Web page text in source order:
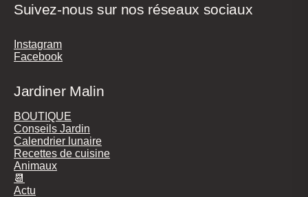
Suivez-nous sur nos réseaux sociaux
Instagram
Facebook
Jardiner Malin
BOUTIQUE
Conseils Jardin
Calendrier lunaire
Recettes de cuisine
Animaux
📆
Actu